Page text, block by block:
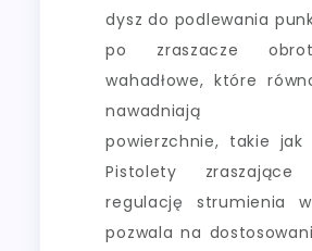
dysz do podlewania
po zraszacze
wahadłowe, które
nawadniają
powierzchnie, takie jak
Pistolety zraszające
regulację strumienia
pozwala na